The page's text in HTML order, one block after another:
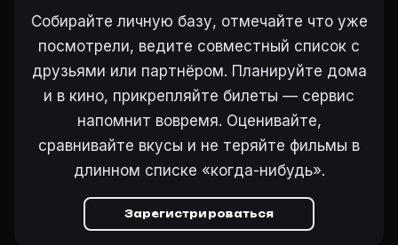
Собирайте личную базу, отмечайте что уже
посмотрели, ведите совместный список с
друзьями или партнёром. Планируйте дома
и в кино, прикрепляйте билеты — сервис
напомнит вовремя. Оценивайте,
сравнивайте вкусы и не теряйте фильмы в
длинном списке «когда-нибудь».
Зарегистрироваться